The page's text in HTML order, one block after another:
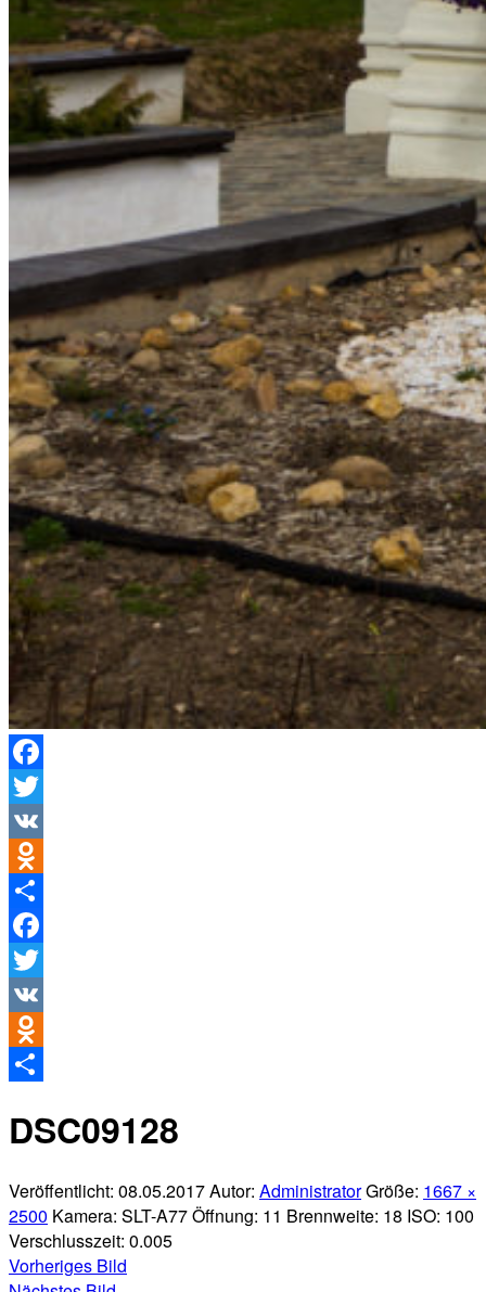
Facebook
Twitter
VK
Odnoklassniki
Teilen
Facebook
Twitter
VK
Odnoklassniki
DSC09128
Veröffentlicht: 08.05.2017Autor: AdministratorGröße: 1667 ×
2500 Kamera: SLT-A77Öffnung: 11 Brennweite: 18 ISO: 100
Verschlusszeit: 0.005
Vorheriges Bild